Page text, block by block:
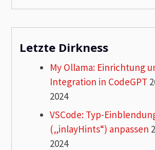
Letzte Dirkness
My Ollama: Einrichtung
Integration in CodeGPT
2024
VSCode: Typ-
(„inlayHints“) anpassen
2024